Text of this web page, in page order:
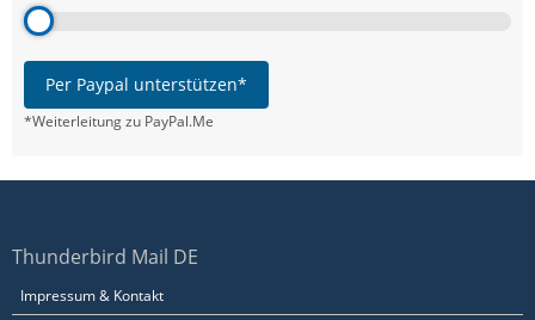
Per Paypal unterstützen*
*Weiterleitung zu PayPal.Me
Thunderbird Mail DE
Impressum & Kontakt